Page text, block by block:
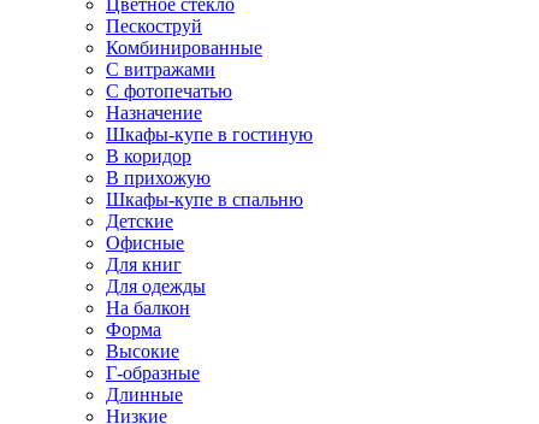
Цветное стекло
Пескоструй
Комбинированные
С витражами
С фотопечатью
Назначение
Шкафы-купе в гостиную
В коридор
В прихожую
Шкафы-купе в спальню
Детские
Офисные
Для книг
Для одежды
На балкон
Форма
Высокие
Г-образные
Длинные
Низкие